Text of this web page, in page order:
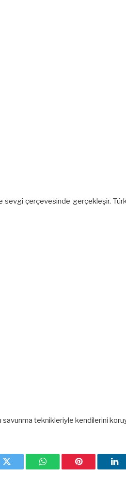
ve sevgi çerçevesinde gerçekleşir.
savunma teknikleriyle kendilerini
Twitter WhatsAppPinterest